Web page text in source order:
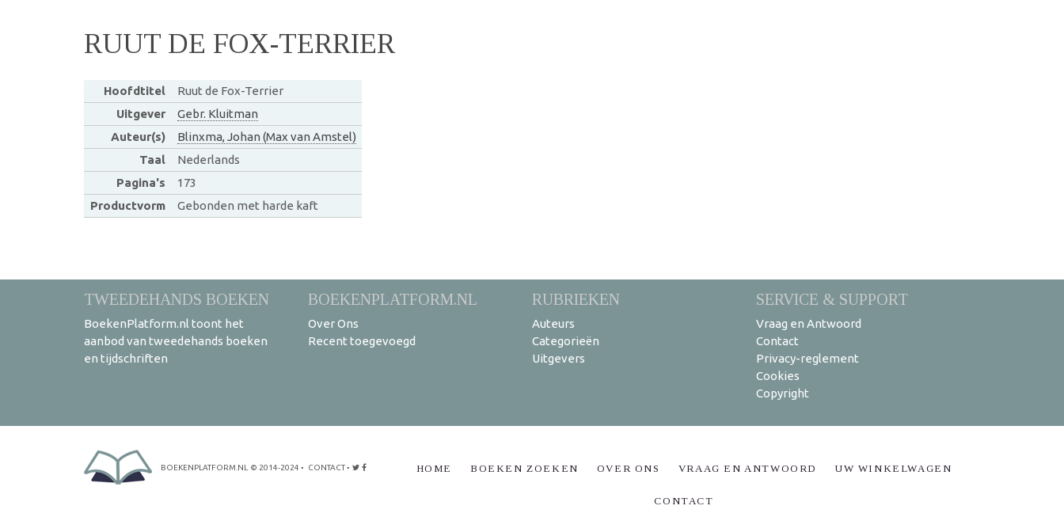
RUUT DE FOX-TERRIER
Hoofdtitel
Ruut de Fox-Terrier
Uitgever
Gebr. Kluitman
Auteur(s)
Blinxma, Johan (Max van Amstel)
Taal
Nederlands
Pagina's
173
Productvorm
Gebonden met harde kaft
TWEEDEHANDS BOEKEN
BoekenPlatform.nl toont het
aanbod van tweedehands boeken
en tijdschriften
BOEKENPLATFORM.NL
Over Ons
Recent toegevoegd
RUBRIEKEN
Auteurs
Categorieën
Uitgevers
SERVICE & SUPPORT
Vraag en Antwoord
Contact
Privacy-reglement
Cookies
Copyright
BOEKENPLATFORM.NL © 2014-2024 • CONTACT• HOME BOEKEN ZOEKEN OVER ONS VRAAG EN ANTWOORD UW WINKELWAGEN
CONTACT